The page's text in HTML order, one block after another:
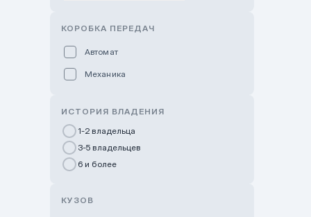
GWM Nurly Zhol
Chery Astana
КОРОБКА ПЕРЕДАЧ
Автомат
Механика
ИСТОРИЯ ВЛАДЕНИЯ
1-2 владельца
3-5 владельцев
6 и более
КУЗОВ